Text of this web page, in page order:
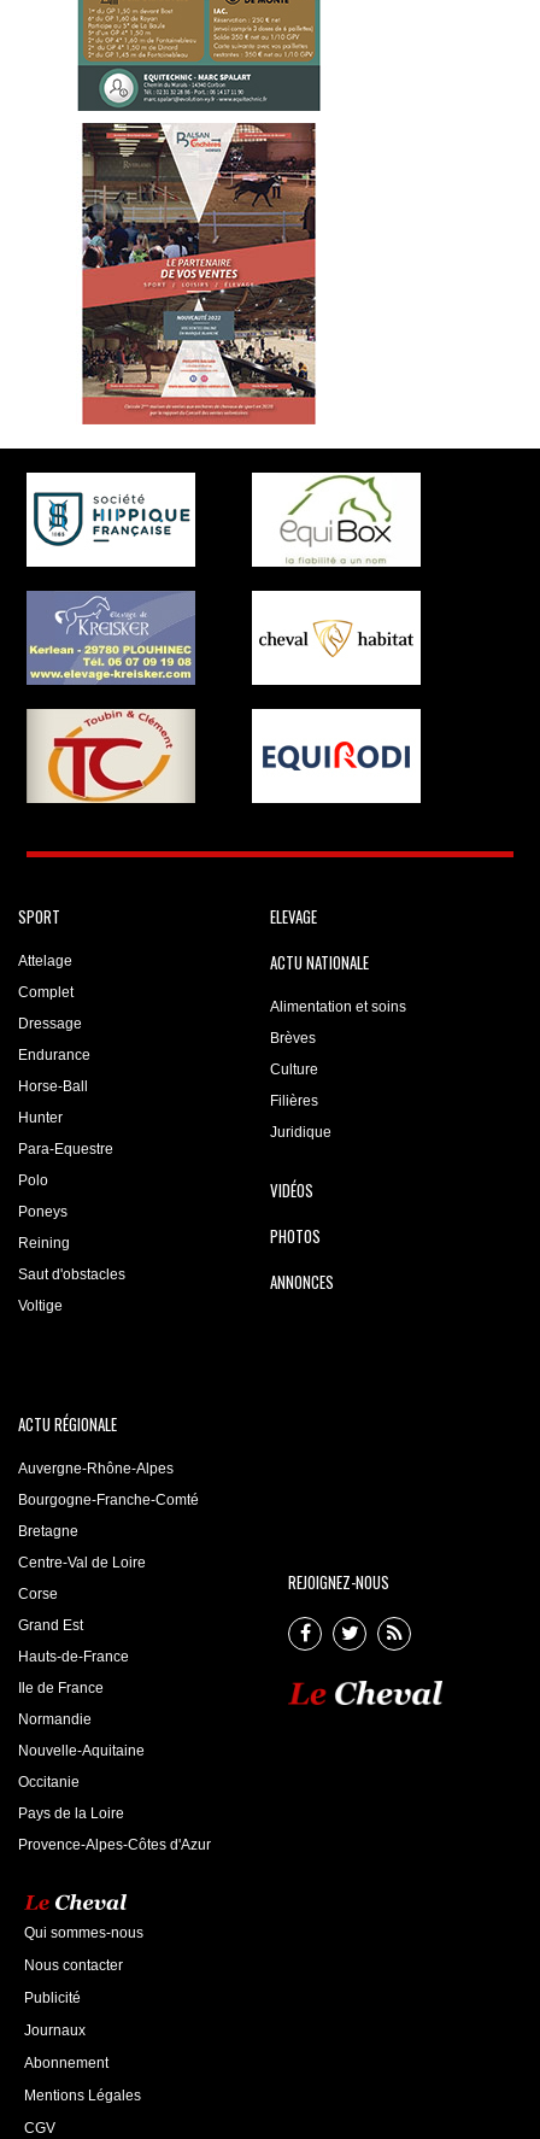
SPORT
Attelage
Complet
Dressage
Endurance
Horse-Ball
Hunter
Para-Equestre
Polo
Poneys
Reining
Saut d'obstacles
Voltige
ELEVAGE
ACTU NATIONALE
Alimentation et soins
Brèves
Culture
Filières
Juridique
VIDÉOS
PHOTOS
ANNONCES
ACTU RÉGIONALE
Auvergne-Rhône-Alpes
Bourgogne-Franche-Comté
Bretagne
Centre-Val de Loire
Corse
Grand Est
Hauts-de-France
Ile de France
Normandie
Nouvelle-Aquitaine
Occitanie
Pays de la Loire
Provence-Alpes-Côtes d'Azur
REJOIGNEZ-NOUS
Qui sommes-nous
Nous contacter
Publicité
Journaux
Abonnement
Mentions Légales
CGV